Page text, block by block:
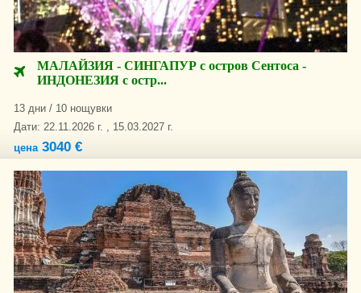
МАЛАЙЗИЯ - СИНГАПУР с остров Сентоса -
ИНДОНЕЗИЯ с остр...
13 дни / 10 нощувки
Дати: 22.11.2026 г. , 15.03.2027 г.
цена3040 €